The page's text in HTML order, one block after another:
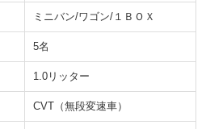
ミニバン/ワゴン/１ＢＯＸ
5名
1.0リッター
CVT（無段変速車）